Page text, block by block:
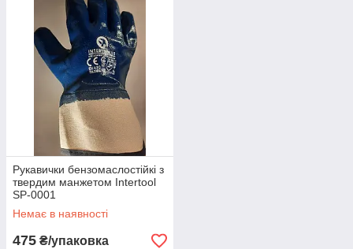
Рукавички бензомаслостійкі з
твердим манжетом Intertool
SP-0001
Немає в наявності
475 ₴/упаковка